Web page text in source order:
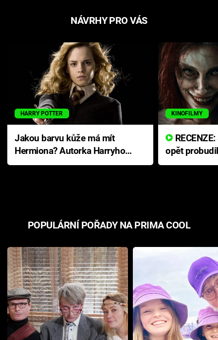
NÁVRHY PRO VÁS
HARRY POTTER
Jakou barvu kůže má mít
Hermiona? Autorka Harryho
Pottera přišla s ráznou
KINOFILMY
opět
přichází s
POPULÁRNÍ POŘADY NA PRIMA COOL